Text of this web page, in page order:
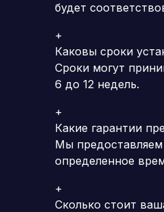
будет
+
Каковы сроки
Сроки могут
6 до 12 недель.
+
Какие гарантии
Мы
определенное
+
Сколько стоит